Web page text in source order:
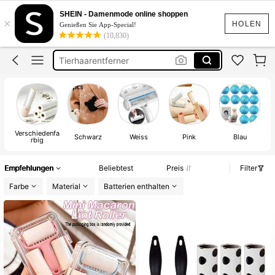
HOLEN
×
SHEIN - Damenmode online shoppen
Genießen Sie App-Special!
(10,830)
Fusselrolle
Fusselentferner
Tierhaarentferner
Auto Zubehör
Fusselrolle
Verschiedenfa
rbig Schwarz Weiss Pink Blau
Empfehlungen Beliebtest Preis
Filter
Farbe
Material Batterien enthalten